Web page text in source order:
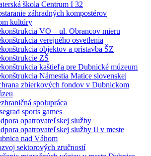
škola Centrum I 32
záhradných kompostérov
kultúry
VO – ul. Obrancov mieru
verejného osvetlenia
objektov a prístavba ŠZ
ZŠ
kaštieľa pre Dubnické múzeum
Námestia Matice slovenskej
zbierkových fondov v Dubnickom
spolupráca
sports games
opatrovateľskej služby
opatrovateľskej služby II v meste
nad Váhom
sektorových zručností